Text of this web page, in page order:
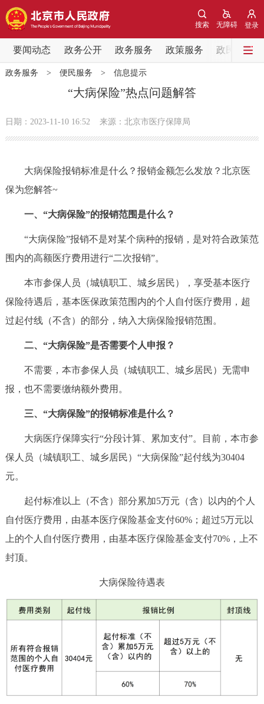
登录
无障碍
搜索
要闻动态 政务公开 政务服务 政策服务 政民互动
要闻动态
党中央精神 国务院信息
政务公开
市领导 机构职能
政策兑现 政策解读 回应关切
决策公开 专题公开
政务服务
个人服务 法人服务
便民服务 利企服务 投资项目
中介服务 阳光政务
政民互动
参与调查 在线访谈 图说互动
走进北京
绿色北京 图说北京 视频北京
ENGLISH 한국어
DEUTSCH FRANÇAIS РУССКИЙ ЯЗЫК
政务服务 > 便民服务 > 信息提示
“大病保险”热点问题解答
日期：2023-11-10 16:52 来源：北京市医疗保障局
大病保险报销标准是什么？报销金额怎么发放？北京医
保为您解答~
一、“大病保险”的报销范围是什么？
“大病保险”报销不是对某个病种的报销，是对符合政策范
围内的高额医疗费用进行“二次报销”。
本市参保人员（城镇职工、城乡居民），享受基本医疗
保险待遇后，基本医保政策范围内的个人自付医疗费用，超
过起付线（不含）的部分，纳入大病保险报销范围。
二、“大病保险”是否需要个人申报？
不需要，本市参保人员（城镇职工、城乡居民）无需申
报，也不需要缴纳额外费用。
三、“大病保险”的报销标准是什么？
大病医疗保障实行“分段计算、累加支付”。目前，本市参
保人员（城镇职工、城乡居民）“大病保险”起付线为30404
元。
起付标准以上（不含）部分累加5万元（含）以内的个人
自付医疗费用，由基本医疗保险基金支付60%；超过5万元以
上的个人自付医疗费用，由基本医疗保险基金支付70%，上不
封顶。
大病保险待遇表